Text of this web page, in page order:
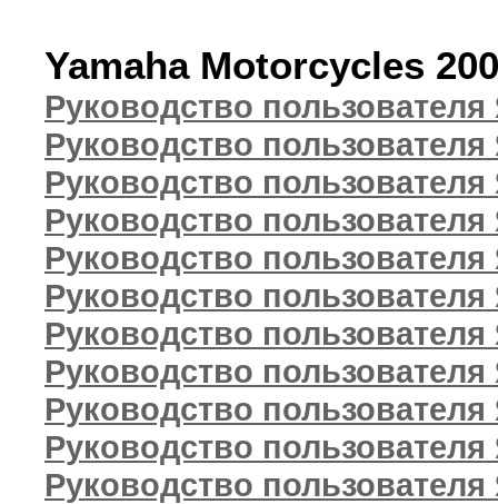
Yamaha Motorcycles
Руководство
Руководство
Руководство
Руководство
Руководство
Руководство
Руководство
Руководство
Руководство
Руководство пользователя
Руководство